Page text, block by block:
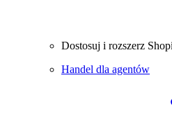
Dostosuj i rozszerz
Handel dla agentów